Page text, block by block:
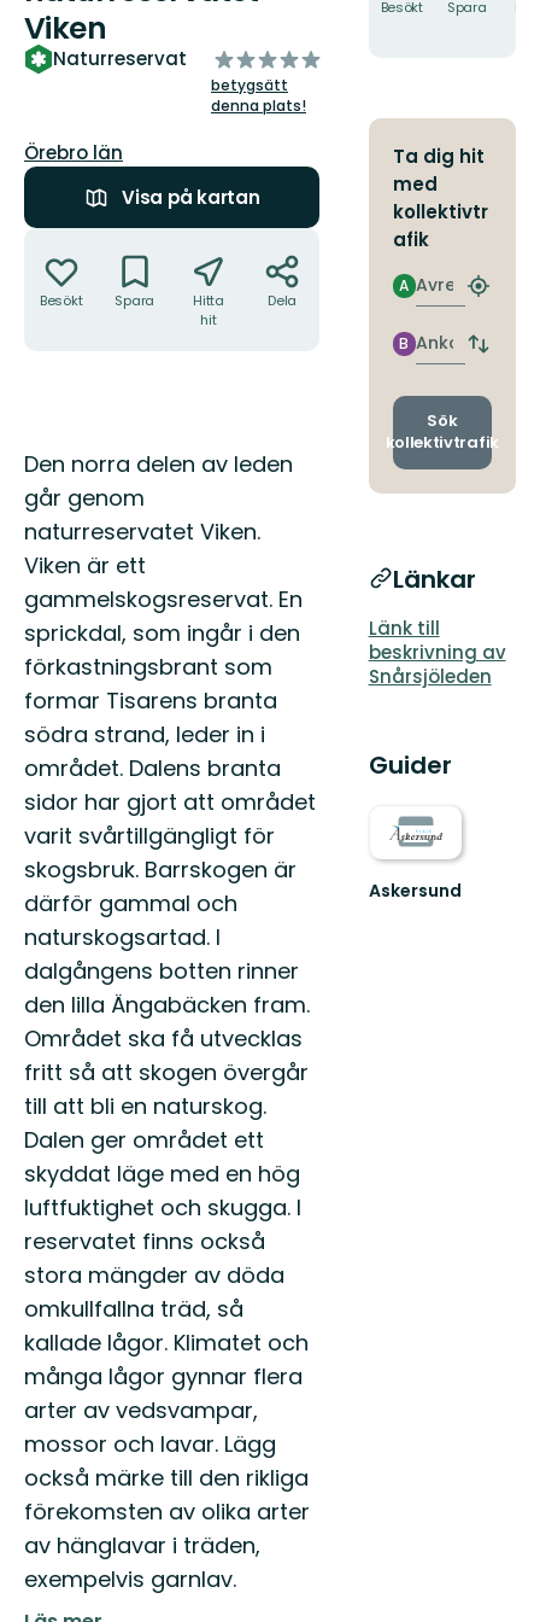
Viken
Naturreservat
av
5
stjärnor
betygsätt
denna plats!
Län:
Örebro län
Visa på kartan
Besökt Spara
Hitta
hit
Dela
Beskrivning
Den norra delen av leden
går genom
naturreservatet Viken.
Viken är ett
gammelskogsreservat. En
sprickdal, som ingår i den
förkastningsbrant som
formar Tisarens branta
södra strand, leder in i
området. Dalens branta
sidor har gjort att området
varit svårtillgängligt för
skogsbruk. Barrskogen är
därför gammal och
naturskogsartad. I
dalgångens botten rinner
den lilla Ängabäcken fram.
Området ska få utvecklas
fritt så att skogen övergår
till att bli en naturskog.
Dalen ger området ett
skyddat läge med en hög
luftfuktighet och skugga. I
reservatet finns också
stora mängder av döda
omkullfallna träd, så
kallade lågor. Klimatet och
många lågor gynnar flera
arter av vedsvampar,
mossor och lavar. Lägg
också märke till den rikliga
förekomsten av olika arter
av hänglavar i träden,
exempelvis garnlav.
Besökt Spara
Ta dig hit
med
kollektivtr
afik
Avresa
A
Hitta
Ankomst
B
Byt
och
Sök
kollektivtrafik
Länkar
Länk till
beskrivning av
Snårsjöleden
Guider
Askersund